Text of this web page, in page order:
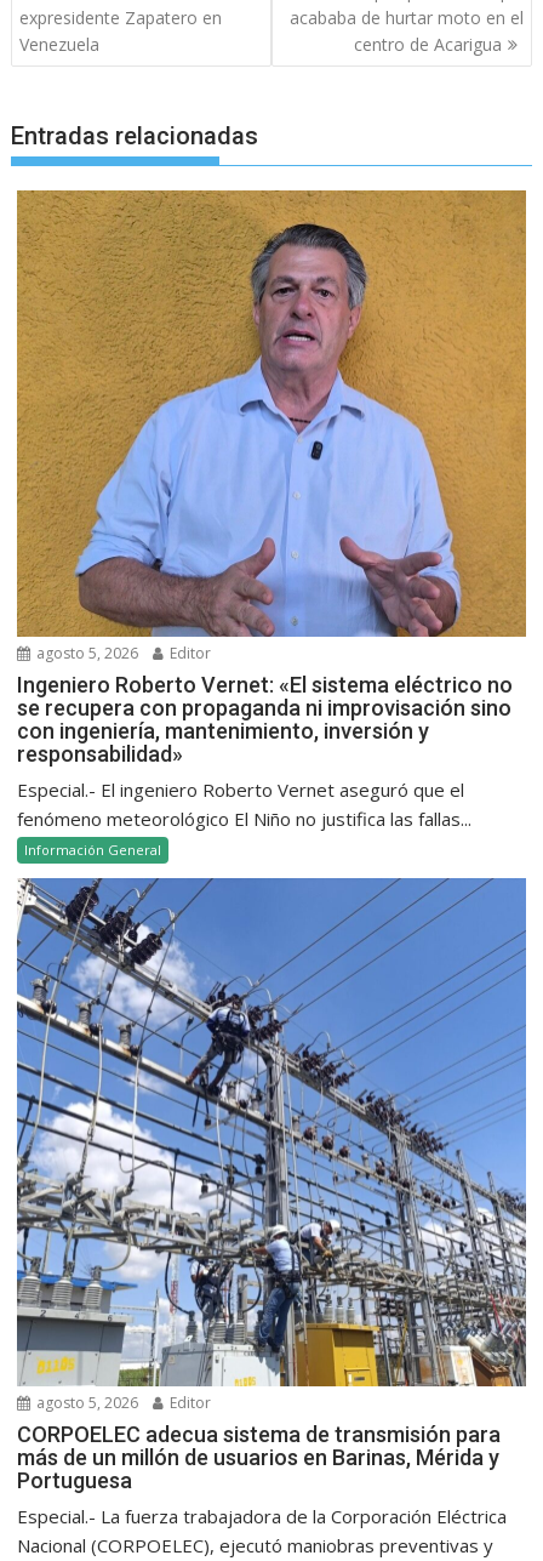
entradas
expresidente Zapatero en
Venezuela
acababa de hurtar moto en el
centro de Acarigua
Entradas relacionadas
agosto 5, 2026 Editor
Ingeniero Roberto Vernet: «El sistema eléctrico no
se recupera con propaganda ni improvisación sino
con ingeniería, mantenimiento, inversión y
responsabilidad»
Especial.- El ingeniero Roberto Vernet aseguró que el
fenómeno meteorológico El Niño no justifica las fallas...
Información General
agosto 5, 2026 Editor
CORPOELEC adecua sistema de transmisión para
más de un millón de usuarios en Barinas, Mérida y
Portuguesa
Especial.- La fuerza trabajadora de la Corporación Eléctrica
Nacional (CORPOELEC), ejecutó maniobras preventivas y